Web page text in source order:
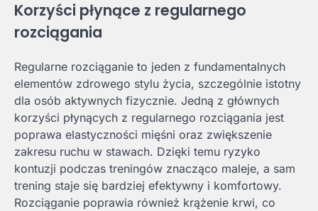
Korzyści płynące z regularnego
rozciągania
Regularne rozciąganie to jeden z fundamentalnych
elementów zdrowego stylu życia, szczególnie istotny
dla osób aktywnych fizycznie. Jedną z głównych
korzyści płynących z regularnego rozciągania jest
poprawa elastyczności mięśni oraz zwiększenie
zakresu ruchu w stawach. Dzięki temu ryzyko
kontuzji podczas treningów znacząco maleje, a sam
trening staje się bardziej efektywny i komfortowy.
Rozciąganie poprawia również krążenie krwi, co